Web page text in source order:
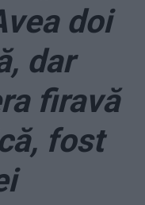
doi
dar
firavă
fost